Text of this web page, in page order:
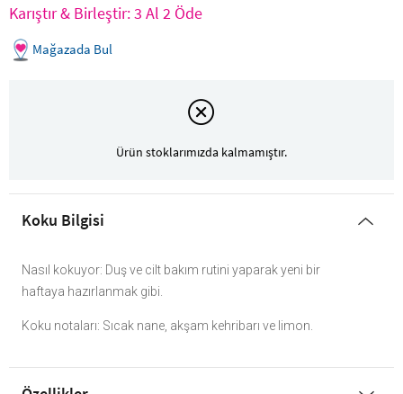
Karıştır & Birleştir: 3 Al 2 Öde
Mağazada Bul
Ürün stoklarımızda kalmamıştır.
Koku Bilgisi
Nasıl kokuyor: Duş ve cilt bakım rutini yaparak yeni bir
haftaya hazırlanmak gibi.
Koku notaları: Sıcak nane, akşam kehribarı ve limon.